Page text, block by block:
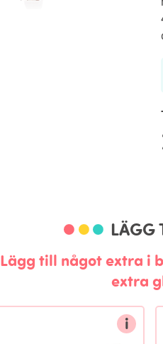
LÄGG
Lägg till något extra i
extra
i